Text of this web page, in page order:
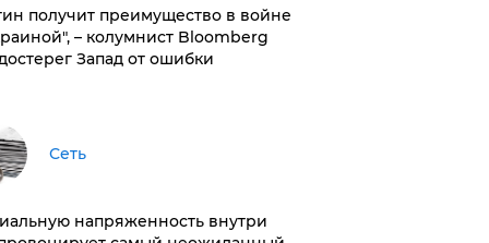
получит преимущество в войне
– колумнист Bloomberg
Запад от ошибки
Сеть
напряженность внутри